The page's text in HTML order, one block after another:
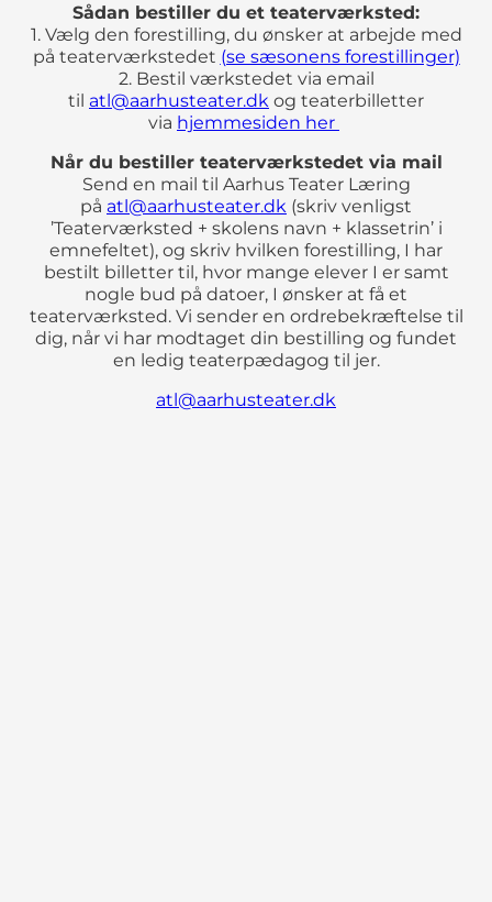
Sådan bestiller du et teaterværksted:
1. Vælg den forestilling, du ønsker at arbejde med
på teaterværkstedet (se sæsonens forestillinger)
2. Bestil værkstedet via email
til atl@aarhusteater.dk og teaterbilletter
via hjemmesiden her
Når du bestiller teaterværkstedet via mail
Send en mail til Aarhus Teater Læring
på atl@aarhusteater.dk (skriv venligst
’Teaterværksted + skolens navn + klassetrin’ i
emnefeltet), og skriv hvilken forestilling, I har
bestilt billetter til, hvor mange elever I er samt
nogle bud på datoer, I ønsker at få et
teaterværksted. Vi sender en ordrebekræftelse til
dig, når vi har modtaget din bestilling og fundet
en ledig teaterpædagog til jer.
atl@aarhusteater.dk